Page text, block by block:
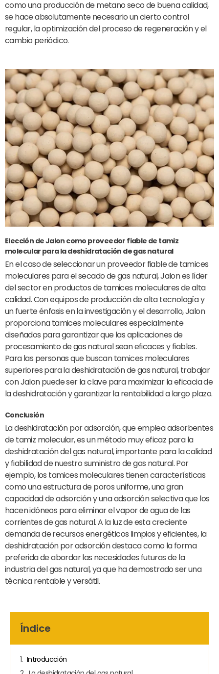
como una producción de metano seco de buena calidad,
se hace absolutamente necesario un cierto control
regular, la optimización del proceso de regeneración y el
cambio periódico.
Elección de Jalon como proveedor fiable de tamiz
molecular para la deshidratación de gas natural
En el caso de seleccionar un proveedor fiable de tamices
moleculares para el secado de gas natural, Jalon es líder
del sector en productos de tamices moleculares de alta
calidad. Con equipos de producción de alta tecnología y
un fuerte énfasis en la investigación y el desarrollo, Jalon
proporciona tamices moleculares especialmente
diseñados para garantizar que las aplicaciones de
procesamiento de gas natural sean eficaces y fiables.
Para las personas que buscan tamices moleculares
superiores para la deshidratación de gas natural, trabajar
con Jalon puede ser la clave para maximizar la eficacia de
la deshidratación y garantizar la rentabilidad a largo plazo.
Conclusión
La deshidratación por adsorción, que emplea adsorbentes
de tamiz molecular, es un método muy eficaz para la
deshidratación del gas natural, importante para la calidad
y fiabilidad de nuestro suministro de gas natural. Por
ejemplo, los tamices moleculares tienen características
como una estructura de poros uniforme, una gran
capacidad de adsorción y una adsorción selectiva que los
hacen idóneos para eliminar el vapor de agua de las
corrientes de gas natural. A la luz de esta creciente
demanda de recursos energéticos limpios y eficientes, la
deshidratación por adsorción destaca como la forma
preferida de abordar las necesidades futuras de la
industria del gas natural, ya que ha demostrado ser una
técnica rentable y versátil.
Índice
Introducción